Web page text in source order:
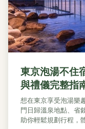
東京泡湯不住
與禮儀完整指
想在東京享受泡湯樂
門日歸溫泉地點、省
助你輕鬆規劃行程，